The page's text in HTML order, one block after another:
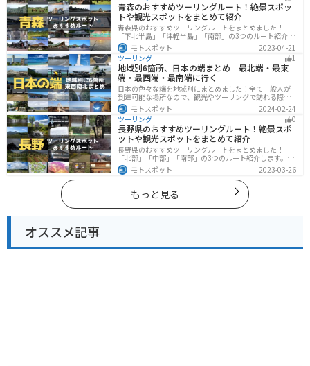
してください。
青森のおすすめツーリングルート！絶景スポッ
トや観光スポットをまとめて紹介
青森県のおすすめツーリングルートをまとめました！
「下北半島」「津軽半島」「南部」の3つのルート紹介し
ます。自然に恵まれた風光明媚な景色や歴史文化に触れ
られる観光スポットが多くあります。バイクで青森県に
ツーリングに行く際は参考にしてください。
モトスポット
2023-04-21
ツーリング
1
地域別6箇所、日本の端まとめ｜最北端・最東
端・最西端・最南端に行く
日本の色々な端を地域別にまとめました！全て一般人が
到達可能な場所なので、観光やツーリングで訪れる際の
参考にしてください。
モトスポット
2024-02-24
ツーリング
0
長野県のおすすめツーリングルート！絶景スポ
ットや観光スポットをまとめて紹介
長野県のおすすめツーリングルートをまとめました！
「北部」「中部」「南部」の3つのルート紹介します。諏
訪湖やビーナスラインのような全国でも有名なツーリン
グスポットが多数あります。バイクで長野県にツーリン
グに行く際は参考にしてください。
モトスポット 2023-03-26
もっと見る
オススメ記事